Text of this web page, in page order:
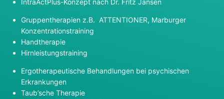
IntraActPlus-Konzept nach Dr. Fritz Jansen
Gruppentherapien z.B. ATTENTIONER, Marburger
Konzentrationstraining
Handtherapie
Hirnleistungstraining
Ergotherapeutische Behandlungen bei psychischen
Erkrankungen
Taub’sche Therapie